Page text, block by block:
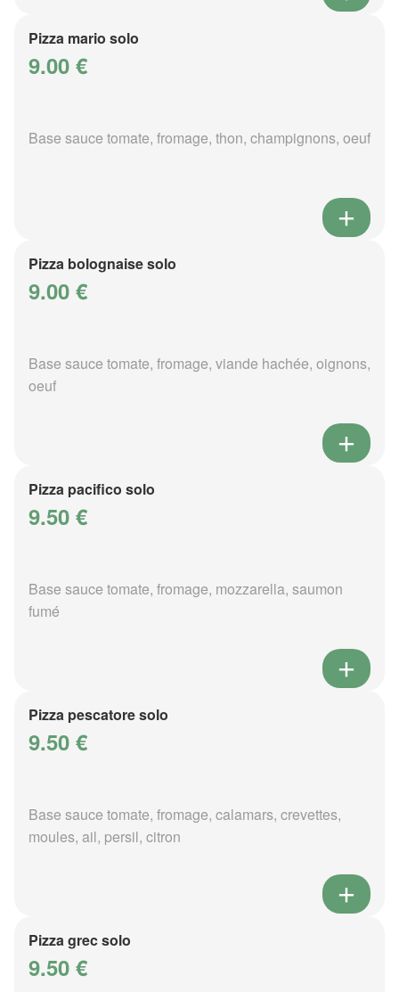
Pizza mario solo
9.00 €
Base sauce tomate, fromage, thon, champignons, oeuf
Pizza bolognaise solo
9.00 €
Base sauce tomate, fromage, viande hachée, oignons,
oeuf
Pizza pacifico solo
9.50 €
Base sauce tomate, fromage, mozzarella, saumon
fumé
Pizza pescatore solo
9.50 €
Base sauce tomate, fromage, calamars, crevettes,
moules, ail, persil, citron
Pizza grec solo
9.50 €